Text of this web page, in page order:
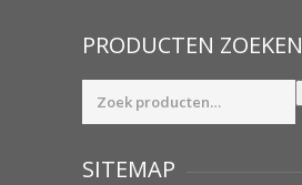
PRODUCTEN ZOEKEN
Zoeken
SITEMAP